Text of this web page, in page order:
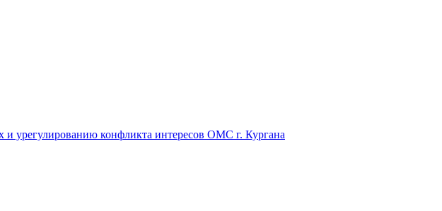
урегулированию конфликта интересов ОМС г. Кургана